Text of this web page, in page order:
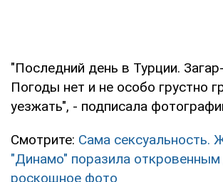
"Последний день в Турции.
Погоды нет и не особо грустно
уезжать", - подписала
Смотрите: Сама сексуальность.
"Динамо" поразила откровенным
роскошное фото